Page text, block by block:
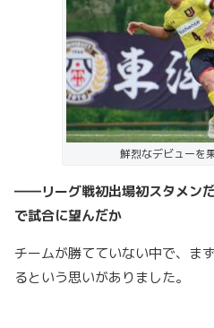
鮮烈なデビューを
――リーグ戦初出場初スタメン
で試合に望んだか
チームが勝てていない中で、ま
るという思いがありました。